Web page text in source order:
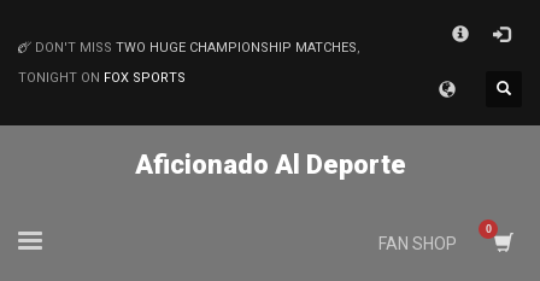
MATCHES
DON'T MISS TWO HUGE CHAMPIONSHIP MATCHES,
TONIGHT ON FOX SPORTS
Aficionado Al Deporte
FAN SHOP